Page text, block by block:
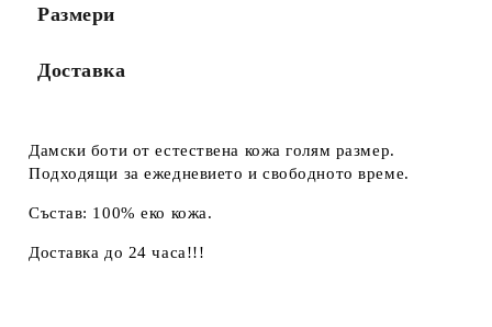
Размери
Доставка
Дамски боти от естествена кожа голям размер.
Подходящи за ежедневието и свободното време.
Състав: 100% еко кожа.
Доставка до 24 часа!!!